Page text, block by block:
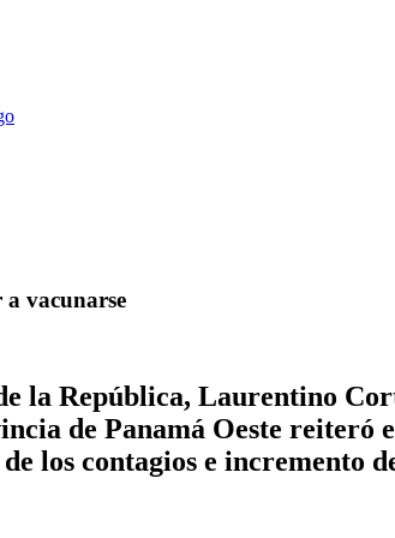
a vacunarse
la República, Laurentino
de Panamá Oeste reiteró
los contagios e incremento